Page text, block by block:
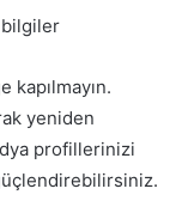
bilgiler
yeniden
profillerinizi